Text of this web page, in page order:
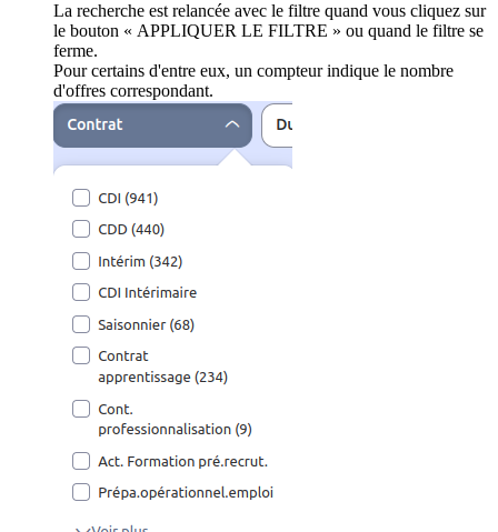
La recherche est relancée avec le filtre quand vous cliquez sur
le bouton « APPLIQUER LE FILTRE » ou quand le filtre se
ferme.
Pour certains d'entre eux, un compteur indique le nombre
d'offres correspondant.